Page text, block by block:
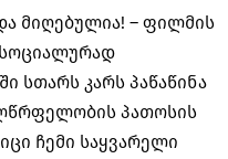
მიღებულია! – ფილმის
სთარს კარს პაწაწინა
პათოსის
ჩემი საყვარელი